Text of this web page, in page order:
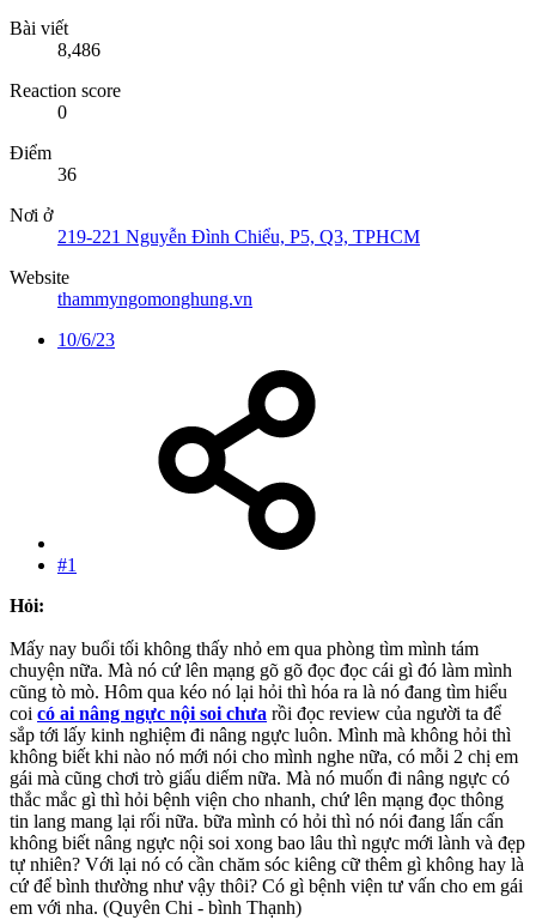
Bài viết
8,486
Reaction score
0
Điểm
36
Nơi ở
219-221 Nguyễn Đình Chiểu, P5, Q3, TPHCM
Website
thammyngomonghung.vn
10/6/23
#1
Hỏi:
Mấy nay buổi tối không thấy nhỏ em qua phòng tìm mình tám
chuyện nữa. Mà nó cứ lên mạng gõ gõ đọc đọc cái gì đó làm mình
cũng tò mò. Hôm qua kéo nó lại hỏi thì hóa ra là nó đang tìm hiểu
coi có ai nâng ngực nội soi chưa rồi đọc review của người ta để
sắp tới lấy kinh nghiệm đi nâng ngực luôn. Mình mà không hỏi thì
không biết khi nào nó mới nói cho mình nghe nữa, có mỗi 2 chị em
gái mà cũng chơi trò giấu diếm nữa. Mà nó muốn đi nâng ngực có
thắc mắc gì thì hỏi bệnh viện cho nhanh, chứ lên mạng đọc thông
tin lang mang lại rối nữa. bữa mình có hỏi thì nó nói đang lấn cấn
không biết nâng ngực nội soi xong bao lâu thì ngực mới lành và đẹp
tự nhiên? Với lại nó có cần chăm sóc kiêng cữ thêm gì không hay là
cứ để bình thường như vậy thôi? Có gì bệnh viện tư vấn cho em gái
em với nha. (Quyên Chi - bình Thạnh)